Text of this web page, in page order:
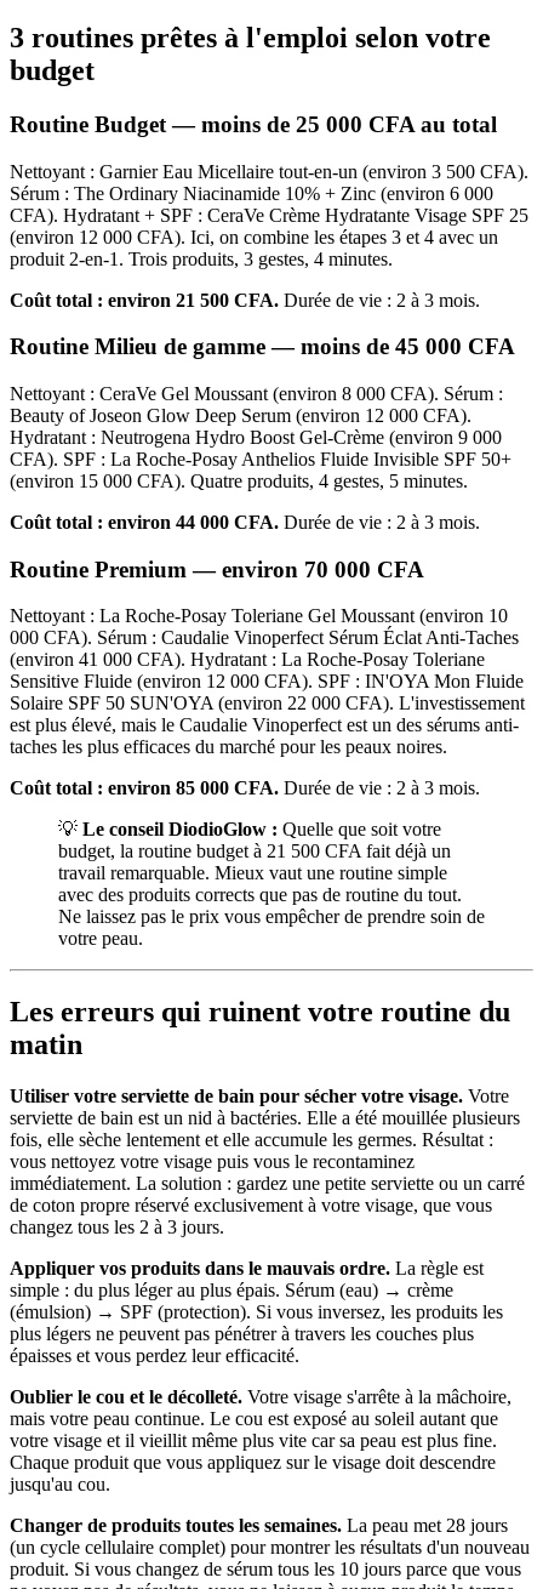
3 routines prêtes à l'emploi selon votre
budget
Routine Budget — moins de 25 000 CFA au total
Nettoyant : Garnier Eau Micellaire tout-en-un (environ 3 500 CFA).
Sérum : The Ordinary Niacinamide 10% + Zinc (environ 6 000
CFA). Hydratant + SPF : CeraVe Crème Hydratante Visage SPF 25
(environ 12 000 CFA). Ici, on combine les étapes 3 et 4 avec un
produit 2-en-1. Trois produits, 3 gestes, 4 minutes.
Coût total : environ 21 500 CFA. Durée de vie : 2 à 3 mois.
Routine Milieu de gamme — moins de 45 000 CFA
Nettoyant : CeraVe Gel Moussant (environ 8 000 CFA). Sérum :
Beauty of Joseon Glow Deep Serum (environ 12 000 CFA).
Hydratant : Neutrogena Hydro Boost Gel-Crème (environ 9 000
CFA). SPF : La Roche-Posay Anthelios Fluide Invisible SPF 50+
(environ 15 000 CFA). Quatre produits, 4 gestes, 5 minutes.
Coût total : environ 44 000 CFA. Durée de vie : 2 à 3 mois.
Routine Premium — environ 70 000 CFA
Nettoyant : La Roche-Posay Toleriane Gel Moussant (environ 10
000 CFA). Sérum : Caudalie Vinoperfect Sérum Éclat Anti-Taches
(environ 41 000 CFA). Hydratant : La Roche-Posay Toleriane
Sensitive Fluide (environ 12 000 CFA). SPF : IN'OYA Mon Fluide
Solaire SPF 50 SUN'OYA (environ 22 000 CFA). L'investissement
est plus élevé, mais le Caudalie Vinoperfect est un des sérums anti-
taches les plus efficaces du marché pour les peaux noires.
Coût total : environ 85 000 CFA. Durée de vie : 2 à 3 mois.
💡 Le conseil DiodioGlow : Quelle que soit votre
budget, la routine budget à 21 500 CFA fait déjà un
travail remarquable. Mieux vaut une routine simple
avec des produits corrects que pas de routine du tout.
Ne laissez pas le prix vous empêcher de prendre soin de
votre peau.
Les erreurs qui ruinent votre routine du
matin
Utiliser votre serviette de bain pour sécher votre visage. Votre
serviette de bain est un nid à bactéries. Elle a été mouillée plusieurs
fois, elle sèche lentement et elle accumule les germes. Résultat :
vous nettoyez votre visage puis vous le recontaminez
immédiatement. La solution : gardez une petite serviette ou un carré
de coton propre réservé exclusivement à votre visage, que vous
changez tous les 2 à 3 jours.
Appliquer vos produits dans le mauvais ordre. La règle est
simple : du plus léger au plus épais. Sérum (eau) → crème
(émulsion) → SPF (protection). Si vous inversez, les produits les
plus légers ne peuvent pas pénétrer à travers les couches plus
épaisses et vous perdez leur efficacité.
Oublier le cou et le décolleté. Votre visage s'arrête à la mâchoire,
mais votre peau continue. Le cou est exposé au soleil autant que
votre visage et il vieillit même plus vite car sa peau est plus fine.
Chaque produit que vous appliquez sur le visage doit descendre
jusqu'au cou.
Changer de produits toutes les semaines. La peau met 28 jours
(un cycle cellulaire complet) pour montrer les résultats d'un nouveau
produit. Si vous changez de sérum tous les 10 jours parce que vous